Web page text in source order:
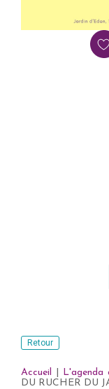
Retour
Accueil L'agenda
DU RUCHER DU